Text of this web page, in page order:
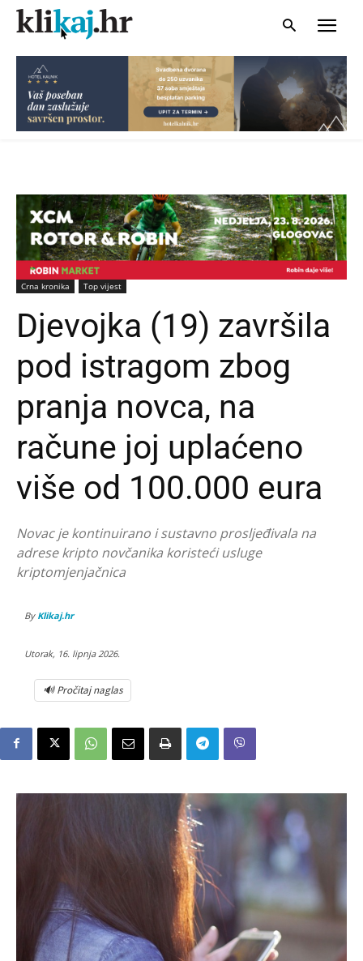
Crna kronika Top vijest
Djevojka (19) završila
pod istragom zbog
pranja novca, na
račune joj uplaćeno
više od 100.000 eura
Novac je kontinuirano i sustavno prosljeđivala na
adrese kripto novčanika koristeći usluge
kriptomjenjačnica
By Klikaj.hr
Utorak, 16. lipnja 2026.
🔊 Pročitaj naglas